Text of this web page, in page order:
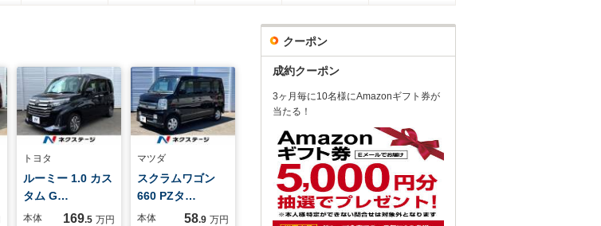
トヨタ
ルーミー 1.0 カス
タム G…
本体 169.5 万円
マツダ
スクラムワゴン
660 PZタ…
本体 58.9 万円
クーポン
成約クーポン
3ヶ月毎に10名様にAmazonギフト券が
当たる！